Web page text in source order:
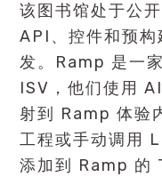
该图书馆处于公
API、控件和预
发。Ramp 是一
ISV，他们使用
射到 Ramp 体验
工程或手动调用
添加到 Ramp 的